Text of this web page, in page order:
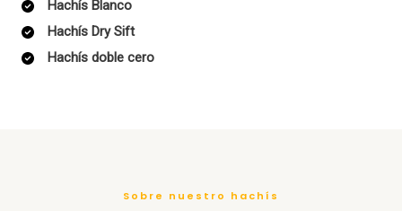
Hachís Blanco
Hachís Dry Sift
Hachís doble cero
Sobre nuestro hachís